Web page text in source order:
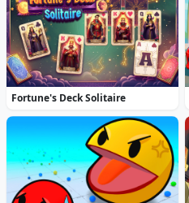
Fortune's Deck Solitaire